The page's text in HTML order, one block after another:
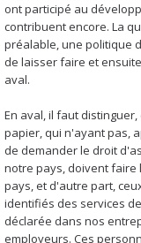
ont participé au
contribuent encore. La
préalable, une politique
de laisser faire et
aval.
En aval, il faut
papier, qui n'ayant pas,
de demander le droit
notre pays, doivent
pays, et d'autre part,
identifiés des services
déclarée dans nos
employeurs. Ces